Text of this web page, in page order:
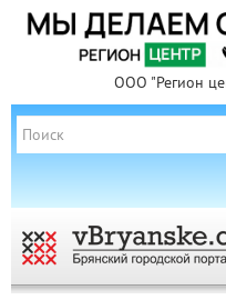
ООО "Регион